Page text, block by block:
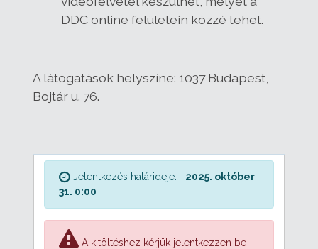
DDC online felületein közzé tehet.
A látogatások helyszíne: 1037 Budapest,
Bojtár u. 76.
Jelentkezés határideje:
2025. október
31. 0:00
A kitöltéshez kérjük jelentkezzen be